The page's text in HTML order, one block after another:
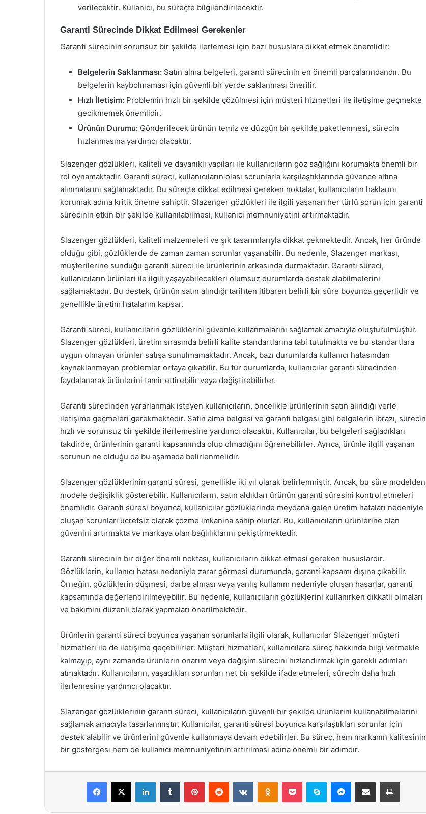
verilecektir. Kullanıcı, bu süreçte bilgilendirilecektir.
Garanti Sürecinde Dikkat Edilmesi Gerekenler
Garanti sürecinin sorunsuz bir şekilde ilerlemesi için bazı hususlara dikkat etmek önemlidir:
Belgelerin Saklanması: Satın alma belgeleri, garanti sürecinin en önemli parçalarındandır. Bu
belgelerin kaybolmaması için güvenli bir yerde saklanması önerilir.
Hızlı İletişim: Problemin hızlı bir şekilde çözülmesi için müşteri hizmetleri ile iletişime geçmekte
gecikmemek önemlidir.
Ürünün Durumu: Gönderilecek ürünün temiz ve düzgün bir şekilde paketlenmesi, sürecin
hızlanmasına yardımcı olacaktır.
Slazenger gözlükleri, kaliteli ve dayanıklı yapıları ile kullanıcıların göz sağlığını korumakta önemli bir
rol oynamaktadır. Garanti süreci, kullanıcıların olası sorunlarla karşılaştıklarında güvence altına
alınmalarını sağlamaktadır. Bu süreçte dikkat edilmesi gereken noktalar, kullanıcıların haklarını
korumak adına kritik öneme sahiptir. Slazenger gözlükleri ile ilgili yaşanan her türlü sorun için garanti
sürecinin etkin bir şekilde kullanılabilmesi, kullanıcı memnuniyetini artırmaktadır.
Slazenger gözlükleri, kaliteli malzemeleri ve şık tasarımlarıyla dikkat çekmektedir. Ancak, her üründe
olduğu gibi, gözlüklerde de zaman zaman sorunlar yaşanabilir. Bu nedenle, Slazenger markası,
müşterilerine sunduğu garanti süreci ile ürünlerinin arkasında durmaktadır. Garanti süreci,
kullanıcıların ürünleri ile ilgili yaşayabilecekleri olumsuz durumlarda destek alabilmelerini
sağlamaktadır. Bu destek, ürünün satın alındığı tarihten itibaren belirli bir süre boyunca geçerlidir ve
genellikle üretim hatalarını kapsar.
Garanti süreci, kullanıcıların gözlüklerini güvenle kullanmalarını sağlamak amacıyla oluşturulmuştur.
Slazenger gözlükleri, üretim sırasında belirli kalite standartlarına tabi tutulmakta ve bu standartlara
uygun olmayan ürünler satışa sunulmamaktadır. Ancak, bazı durumlarda kullanıcı hatasından
kaynaklanmayan problemler ortaya çıkabilir. Bu tür durumlarda, kullanıcılar garanti sürecinden
faydalanarak ürünlerini tamir ettirebilir veya değiştirebilirler.
Garanti sürecinden yararlanmak isteyen kullanıcıların, öncelikle ürünlerinin satın alındığı yerle
iletişime geçmeleri gerekmektedir. Satın alma belgesi ve garanti belgesi gibi belgelerin ibrazı, sürecin
hızlı ve sorunsuz bir şekilde ilerlemesine yardımcı olacaktır. Kullanıcılar, bu belgeleri sağladıkları
takdirde, ürünlerinin garanti kapsamında olup olmadığını öğrenebilirler. Ayrıca, ürünle ilgili yaşanan
sorunun ne olduğu da bu aşamada belirlenmelidir.
Slazenger gözlüklerinin garanti süresi, genellikle iki yıl olarak belirlenmiştir. Ancak, bu süre modelden
modele değişiklik gösterebilir. Kullanıcıların, satın aldıkları ürünün garanti süresini kontrol etmeleri
önemlidir. Garanti süresi boyunca, kullanıcılar gözlüklerinde meydana gelen üretim hataları nedeniyle
oluşan sorunları ücretsiz olarak çözme imkanına sahip olurlar. Bu, kullanıcıların ürünlerine olan
güvenini artırmakta ve markaya olan bağlılıklarını pekiştirmektedir.
Garanti sürecinin bir diğer önemli noktası, kullanıcıların dikkat etmesi gereken hususlardır.
Gözlüklerin, kullanıcı hatası nedeniyle zarar görmesi durumunda, garanti kapsamı dışına çıkabilir.
Örneğin, gözlüklerin düşmesi, darbe alması veya yanlış kullanım nedeniyle oluşan hasarlar, garanti
kapsamında değerlendirilmeyebilir. Bu nedenle, kullanıcıların gözlüklerini kullanırken dikkatli olmaları
ve bakımını düzenli olarak yapmaları önerilmektedir.
Ürünlerin garanti süreci boyunca yaşanan sorunlarla ilgili olarak, kullanıcılar Slazenger müşteri
hizmetleri ile de iletişime geçebilirler. Müşteri hizmetleri, kullanıcılara süreç hakkında bilgi vermekle
kalmayıp, aynı zamanda ürünlerin onarım veya değişim sürecini hızlandırmak için gerekli adımları
atmaktadır. Kullanıcıların, yaşadıkları sorunları net bir şekilde ifade etmeleri, sürecin daha hızlı
ilerlemesine yardımcı olacaktır.
Slazenger gözlüklerinin garanti süreci, kullanıcıların güvenli bir şekilde ürünlerini kullanabilmelerini
sağlamak amacıyla tasarlanmıştır. Kullanıcılar, garanti süresi boyunca karşılaştıkları sorunlar için
destek alabilir ve ürünlerini güvenle kullanmaya devam edebilirler. Bu süreç, hem markanın kalitesinin
bir göstergesi hem de kullanıcı memnuniyetinin artırılması adına önemli bir adımdır.
Facebook
X LinkedInTumblr PinterestReddit VKontakteOdnoklassniki
Pocket Skype Messenger
E-Posta ile paylaş Yazdır